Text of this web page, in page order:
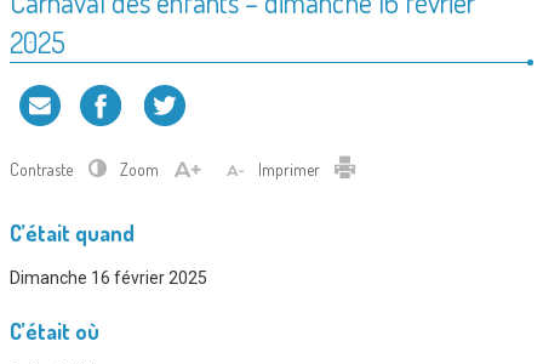
2025
Contraste Zoom Imprimer
C’était quand
Dimanche 16 février 2025
C’était où